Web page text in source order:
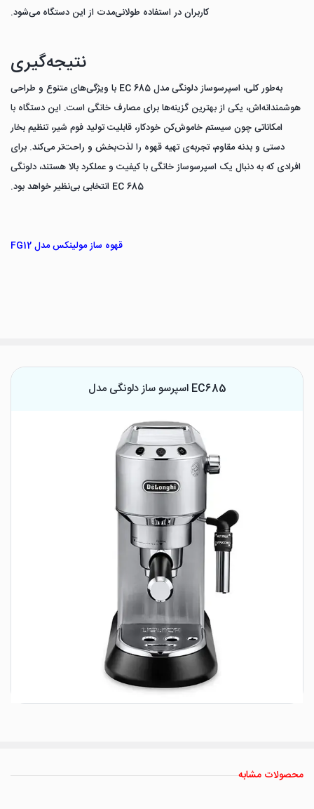
کاربران در استفاده طولانی‌مدت از این دستگاه می‌شود.
نتیجه‌گیری
به‌طور کلی، اسپرسوساز دلونگی مدل EC 685 با ویژگی‌های متنوع و طراحی
هوشمندانه‌اش، یکی از بهترین گزینه‌ها برای مصارف خانگی است. این دستگاه با
امکاناتی چون سیستم خاموش‌کن خودکار، قابلیت تولید فوم شیر، تنظیم بخار
دستی و بدنه مقاوم، تجربه‌ی تهیه قهوه را لذت‌بخش و راحت‌تر می‌کند. برای
افرادی که به دنبال یک اسپرسوساز خانگی با کیفیت و عملکرد بالا هستند، دلونگی
EC 685 انتخابی بی‌نظیر خواهد بود.
قهوه ساز مولینکس مدل FG12
اسپرسو ساز دلونگی مدل EC685
محصولات مشابه